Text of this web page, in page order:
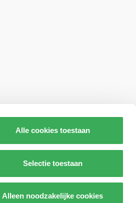
Alle cookies toestaan
Selectie toestaan
Alleen noodzakelijke cookies